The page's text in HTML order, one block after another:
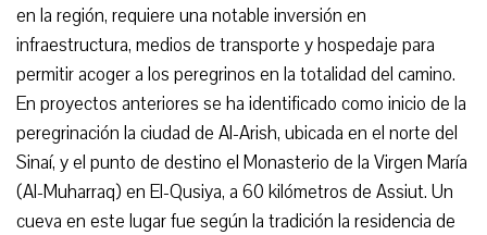
en la región, requiere una notable inversión en
infraestructura, medios de transporte y hospedaje para
permitir acoger a los peregrinos en la totalidad del camino.
En proyectos anteriores se ha identificado como inicio de la
peregrinación la ciudad de Al-Arish, ubicada en el norte del
Sinaí, y el punto de destino el Monasterio de la Virgen María
(Al-Muharraq) en El-Qusiya, a 60 kilómetros de Assiut. Un
cueva en este lugar fue según la tradición la residencia de